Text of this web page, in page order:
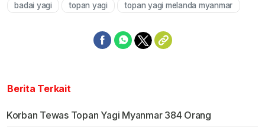
Mute
badai yagi topan yagi topan yagi melanda myanmar
Berita Terkait
Korban Tewas Topan Yagi Myanmar 384 Orang